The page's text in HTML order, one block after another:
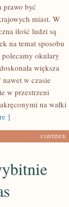
prawo być
miast. W
ilość ludzi są
na temat sposobu
okulary
większa
nawet w czasie
w przestrzeni
na wałki
]
CONTINUE